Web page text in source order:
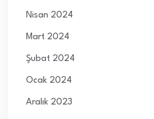
Nisan 2024
Mart 2024
Şubat 2024
Ocak 2024
Aralık 2023